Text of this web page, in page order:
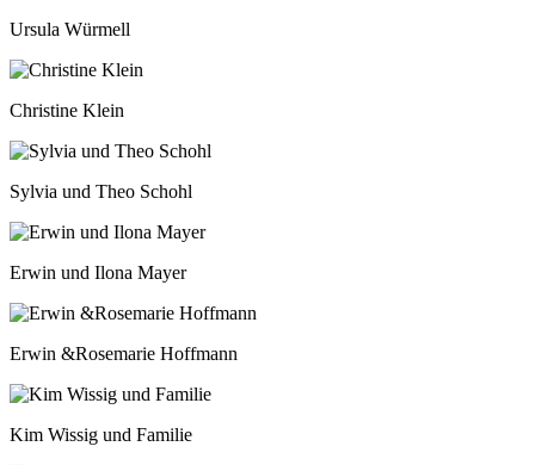
Ursula Würmell
Christine Klein
Sylvia und Theo Schohl
Erwin und Ilona Mayer
Erwin &Rosemarie Hoffmann
Kim Wissig und Familie